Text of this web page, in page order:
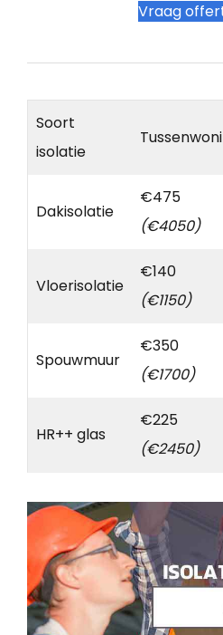
Vraag
Soort
isolatie
Dakisolatie
€475
(€4050)
Vloerisolatie
€140
(€1150)
Spouwmuur
€350
(€1700)
HR++ glas
€225
(€2450)